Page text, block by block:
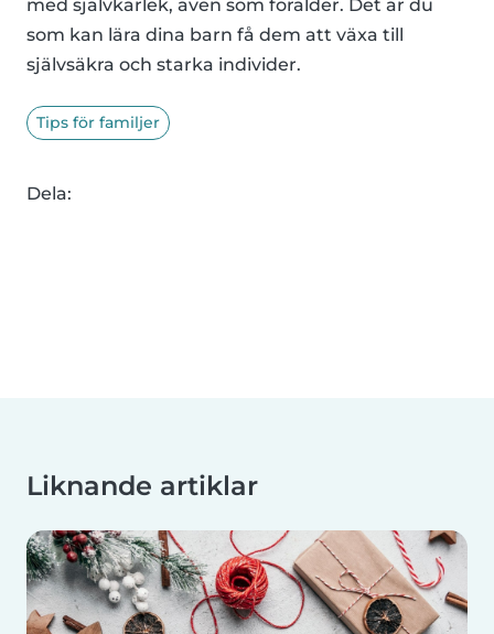
med självkärlek, även som förälder. Det är du
som kan lära dina barn få dem att växa till
självsäkra och starka individer.
Tips för familjer
Dela:
Liknande artiklar